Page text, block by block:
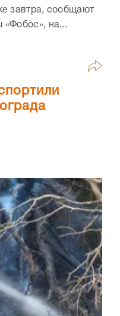
завтра, сообщают
«Фобос», на...